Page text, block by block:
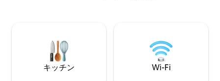
す。多くの旅行者
リアです。 【アクセス】 関西空港から：
関西空港から南海
そこから大阪メト
キッチン Wi-Fi